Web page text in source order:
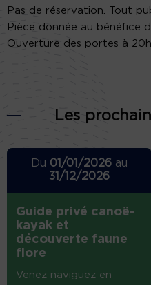
Pas de réservation. Tout
Pièce donnée au bénéfice
Ouverture des portes à 20h.
Les
Du 01/01/2026au
31/12/2026
Guide privé canoë-
kayak et
découverte faune
flore
Venez naviguez en